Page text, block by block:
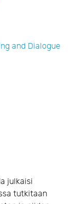
and Dialogue
julkaisi
tutkitaan